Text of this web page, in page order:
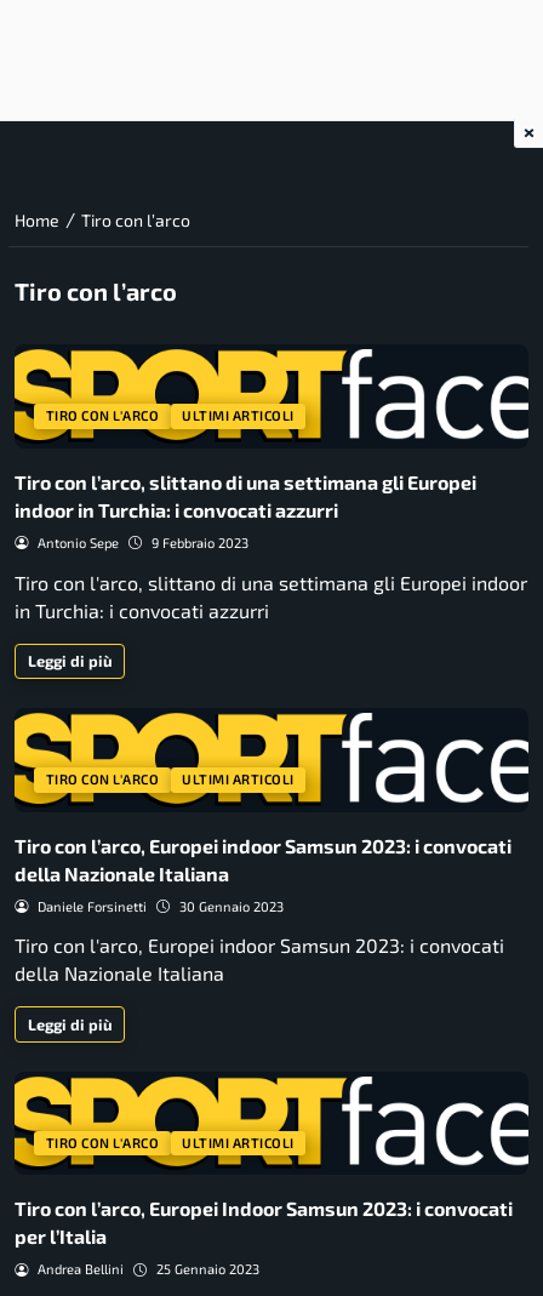
Home / Tiro con l’arco
Tiro con l’arco
TIRO CON L'ARCO ULTIMI ARTICOLI
Tiro con l’arco, slittano di una settimana gli Europei
indoor in Turchia: i convocati azzurri
Antonio Sepe 9 Febbraio 2023
Tiro con l'arco, slittano di una settimana gli Europei indoor
in Turchia: i convocati azzurri
Leggi di più
TIRO CON L'ARCO ULTIMI ARTICOLI
Tiro con l’arco, Europei indoor Samsun 2023: i convocati
della Nazionale Italiana
Daniele Forsinetti 30 Gennaio 2023
Tiro con l'arco, Europei indoor Samsun 2023: i convocati
della Nazionale Italiana
Leggi di più
TIRO CON L'ARCO ULTIMI ARTICOLI
Tiro con l’arco, Europei Indoor Samsun 2023: i convocati
per l’Italia
Andrea Bellini 25 Gennaio 2023
×